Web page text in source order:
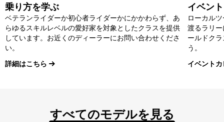
乗り方を学ぶ
ベテランライダーか初心者ライダーかにかかわらず、あ
らゆるスキルレベルの愛好家を対象としたクラスを提供
しています。お近くのディーラーにお問い合わせくださ
い。
詳細はこちら
イベント
ローカル
渡るラリ
ールドク
う。
イベント
すべてのモデルを見る